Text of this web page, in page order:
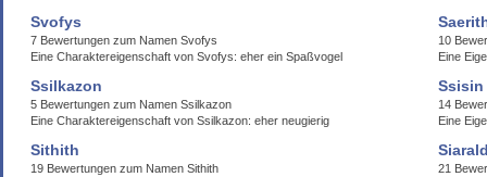
Svofys
7 Bewertungen zum Namen Svofys
Eine Charaktereigenschaft von Svofys: eher ein Spaßvogel
10
Eine
Ssilkazon
5 Bewertungen zum Namen Ssilkazon
Eine Charaktereigenschaft von Ssilkazon: eher neugierig
Ssisin
14
Eine
Sithith
19 Bewertungen zum Namen Sithith
21